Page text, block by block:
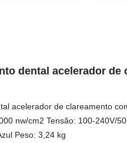
dental acelerador de
acelerador de clareamento
nw/cm2 Tensão: 100-240V/
Peso: 3,24 kg